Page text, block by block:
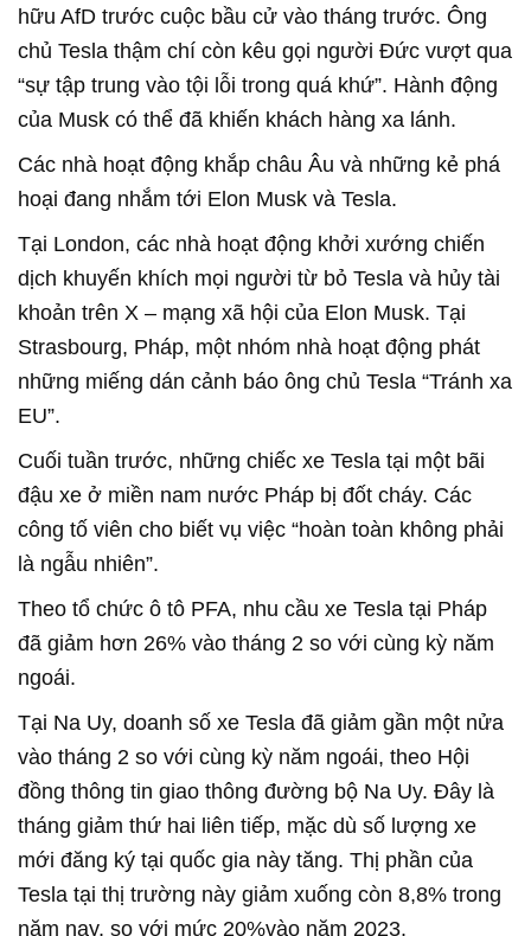
hữu AfD trước cuộc bầu cử vào tháng trước. Ông
chủ Tesla thậm chí còn kêu gọi người Đức vượt qua
“sự tập trung vào tội lỗi trong quá khứ”. Hành động
của Musk có thể đã khiến khách hàng xa lánh.
Các nhà hoạt động khắp châu Âu và những kẻ phá
hoại đang nhắm tới Elon Musk và Tesla.
Tại London, các nhà hoạt động khởi xướng chiến
dịch khuyến khích mọi người từ bỏ Tesla và hủy tài
khoản trên X – mạng xã hội của Elon Musk. Tại
Strasbourg, Pháp, một nhóm nhà hoạt động phát
những miếng dán cảnh báo ông chủ Tesla “Tránh xa
EU”.
Cuối tuần trước, những chiếc xe Tesla tại một bãi
đậu xe ở miền nam nước Pháp bị đốt cháy. Các
công tố viên cho biết vụ việc “hoàn toàn không phải
là ngẫu nhiên”.
Theo tổ chức ô tô PFA, nhu cầu xe Tesla tại Pháp
đã giảm hơn 26% vào tháng 2 so với cùng kỳ năm
ngoái.
Tại Na Uy, doanh số xe Tesla đã giảm gần một nửa
vào tháng 2 so với cùng kỳ năm ngoái, theo Hội
đồng thông tin giao thông đường bộ Na Uy. Đây là
tháng giảm thứ hai liên tiếp, mặc dù số lượng xe
mới đăng ký tại quốc gia này tăng. Thị phần của
Tesla tại thị trường này giảm xuống còn 8,8% trong
năm nay, so với mức 20%vào năm 2023.